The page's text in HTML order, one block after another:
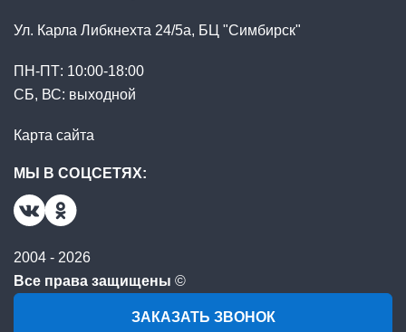
Ул. Карла Либкнехта 24/5a, БЦ "Симбирск"
ПН-ПТ: 10:00-18:00
СБ, ВС: выходной
Карта сайта
МЫ В СОЦСЕТЯХ:
2004 - 2026
Все права защищены ©
ЗАКАЗАТЬ ЗВОНОК